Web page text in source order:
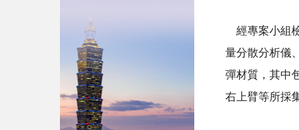
經專案小組
量分散分析儀
彈材質，其中
右上臂等所採